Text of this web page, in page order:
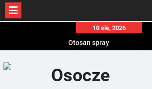
content
10 sie, 2026
Otosan spray